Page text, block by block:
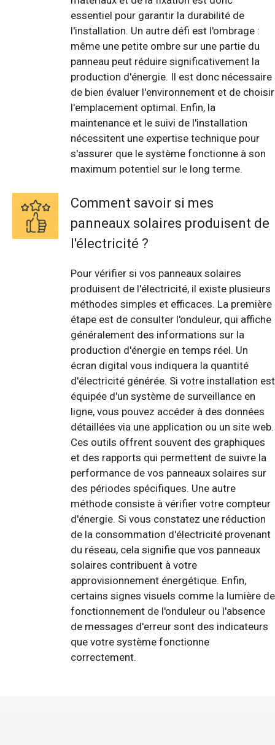
essentiel pour garantir la durabilité de
l'installation. Un autre défi est l'ombrage :
même une petite ombre sur une partie du
panneau peut réduire significativement la
production d'énergie. Il est donc nécessaire
de bien évaluer l'environnement et de choisir
l'emplacement optimal. Enfin, la
maintenance et le suivi de l'installation
nécessitent une expertise technique pour
s'assurer que le système fonctionne à son
maximum potentiel sur le long terme.
Comment savoir si mes
panneaux solaires produisent de
l'électricité ?
Pour vérifier si vos panneaux solaires
produisent de l'électricité, il existe plusieurs
méthodes simples et efficaces. La première
étape est de consulter l'onduleur, qui affiche
généralement des informations sur la
production d'énergie en temps réel. Un
écran digital vous indiquera la quantité
d'électricité générée. Si votre installation est
équipée d'un système de surveillance en
ligne, vous pouvez accéder à des données
détaillées via une application ou un site web.
Ces outils offrent souvent des graphiques
et des rapports qui permettent de suivre la
performance de vos panneaux solaires sur
des périodes spécifiques. Une autre
méthode consiste à vérifier votre compteur
d'énergie. Si vous constatez une réduction
de la consommation d'électricité provenant
du réseau, cela signifie que vos panneaux
solaires contribuent à votre
approvisionnement énergétique. Enfin,
certains signes visuels comme la lumière de
fonctionnement de l'onduleur ou l'absence
de messages d'erreur sont des indicateurs
que votre système fonctionne
correctement.